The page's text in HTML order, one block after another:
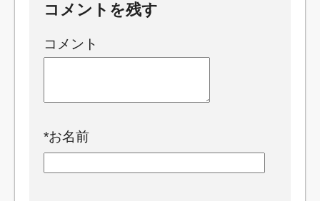
コメントを残す
コメント
*お名前